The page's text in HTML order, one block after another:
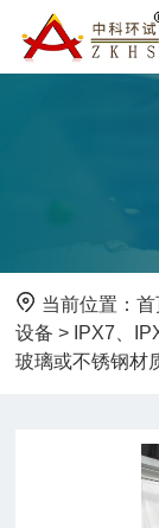
当前位置：
设备 > IPX7、
玻璃或不锈钢材